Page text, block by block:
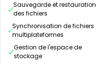
Sauvegarde et restauration
des fichiers
Synchronisation de fichiers
multiplateformes
Gestion de l'espace de
stockage